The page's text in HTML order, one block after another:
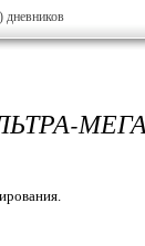
дневников